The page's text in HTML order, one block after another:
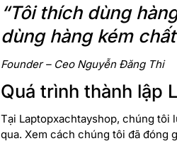
“Tôi thích dùng
dùng hàng kém
Founder – Ceo Nguyễn Đăng Thi
Quá trình thành lập
Tại Laptopxachtayshop, chúng tôi
qua. Xem cách chúng tôi đã đóng